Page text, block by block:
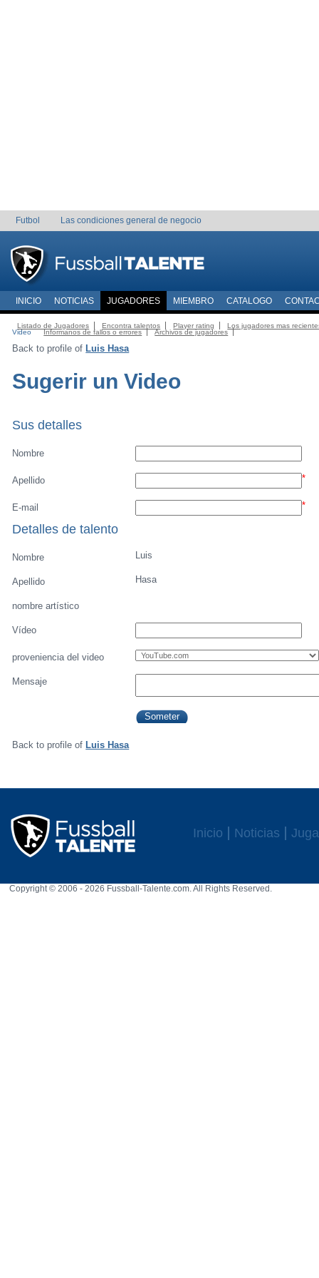
Futbol Las condiciones general de negocio
INICIO NOTICIAS JUGADORES MIEMBRO CATALOGO
Listado de Jugadores Encontra talentos Player rating
Los jugadores mas
Video
Informanos de fallos o errores Archivos de jugadores
Back to profile of Luis Hasa
Sugerir un Video
Sus detalles
Nombre
Apellido *
E-mail *
Detalles de talento
Nombre Luis
Apellido Hasa
nombre artístico
Vídeo
proveniencia del video
Mensaje
Back to profile of Luis Hasa
Inicio Noticias
Copyright © 2006 - 2026 Fussball-Talente.com. All Rights Reserved.